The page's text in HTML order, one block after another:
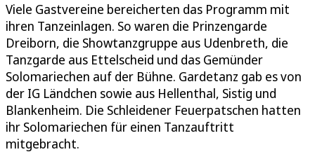
Viele Gastvereine bereicherten das Programm mit
ihren Tanzeinlagen. So waren die Prinzengarde
Dreiborn, die Showtanzgruppe aus Udenbreth, die
Tanzgarde aus Ettelscheid und das Gemünder
Solomariechen auf der Bühne. Gardetanz gab es von
der IG Ländchen sowie aus Hellenthal, Sistig und
Blankenheim. Die Schleidener Feuerpatschen hatten
ihr Solomariechen für einen Tanzauftritt
mitgebracht.